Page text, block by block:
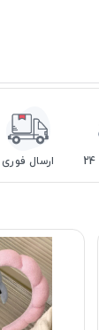
پشتیبانی 24
ارسال فوری